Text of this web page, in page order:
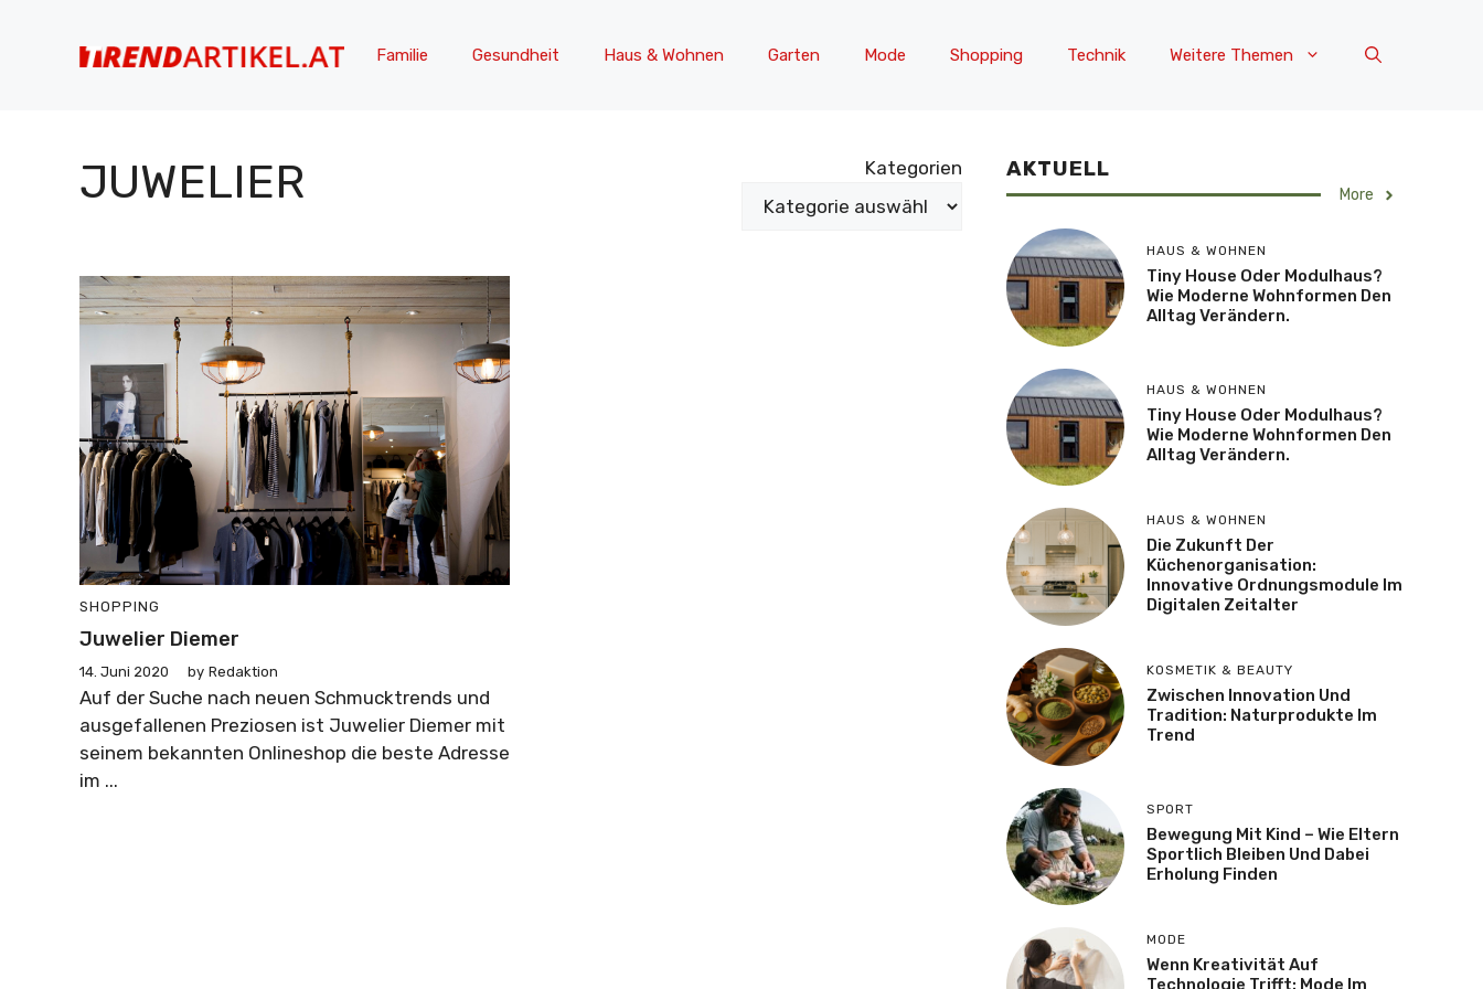
Familie Gesundheit Haus & Wohnen Garten Mode Shopping Technik Weitere Themen
JUWELIER Kategorien
SHOPPING
Juwelier Diemer
14. Juni 2020 by Redaktion
Auf der Suche nach neuen Schmucktrends und
ausgefallenen Preziosen ist Juwelier Diemer mit
seinem bekannten Onlineshop die beste Adresse
im ...
AKTUELL
More
HAUS & WOHNEN
Tiny House Oder Modulhaus?
Wie Moderne Wohnformen Den
Alltag Verändern.
HAUS & WOHNEN
Tiny House Oder Modulhaus?
Wie Moderne Wohnformen Den
Alltag Verändern.
HAUS & WOHNEN
Die Zukunft Der
Küchenorganisation:
Innovative Ordnungsmodule Im
Digitalen Zeitalter
KOSMETIK & BEAUTY
Zwischen Innovation Und
Tradition: Naturprodukte Im
Trend
SPORT
Bewegung Mit Kind – Wie Eltern
Sportlich Bleiben Und Dabei
Erholung Finden
MODE
Wenn Kreativität Auf
Technologie Trifft: Mode Im